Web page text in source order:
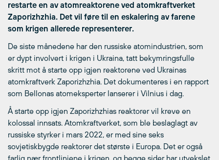
restarte en av atomreaktorene ved atomkraftverket
Zaporizhzhia. Det vil føre til en eskalering av farene
som krigen allerede representerer.
De siste månedene har den russiske atomindustrien, som
er dypt involvert i krigen i Ukraina, tatt bekymringsfulle
skritt mot å starte opp igjen reaktorene ved Ukrainas
atomkraftverk Zaporizhzhia. Det dokumenteres i en rapport
som Bellonas atomeksperter lanserer i Vilnius i dag.
Å starte opp igjen Zaporizhzhias reaktorer vil kreve en
kolossal innsats. Atomkraftverket, som ble beslaglagt av
russiske styrker i mars 2022, er med sine seks
sovjetiskbygde reaktorer det største i Europa. Det er også
farlig nær frontlinjene i krigen, og begge sider har utvekslet